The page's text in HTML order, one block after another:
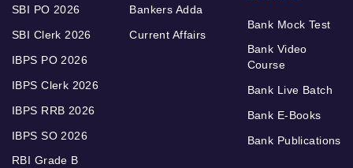
SBI PO 2026
SBI Clerk 2026
IBPS PO 2026
IBPS Clerk 2026
IBPS RRB 2026
IBPS SO 2026
RBI Grade B
Bankers Adda
Current Affairs
Bank Mock Test
Bank Video
Course
Bank Live Batch
Bank E-Books
Bank Publications